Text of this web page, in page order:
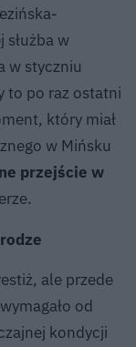
służba w
w styczniu
to po raz ostatni
który miał
w Mińsku
przejście w
ale przede
od
kondycji